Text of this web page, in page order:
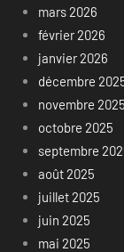
mars 2026
février 2026
janvier 2026
décembre
novembre 2025
octobre 2025
septembre
août 2025
juillet 2025
juin 2025
mai 2025